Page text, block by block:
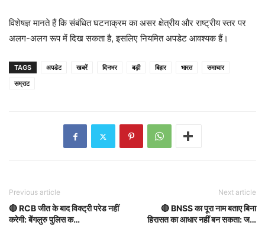
विशेषज्ञ मानते हैं कि संबंधित घटनाक्रम का असर क्षेत्रीय और राष्ट्रीय स्तर पर
अलग-अलग रूप में दिख सकता है, इसलिए नियमित अपडेट आवश्यक हैं।
TAGS अपडेट खबरें दिनभर बड़ी बिहार भारत
समाचार
सम्राट
Previous article
🔴 RCB जीत के बाद विक्ट्री परेड नहीं
करेगी: बेंगलुरु पुलिस क…
Next article
🔴 BNSS का पूरा नाम बताए बिना
हिरासत का आधार नहीं बन सकता: ज…